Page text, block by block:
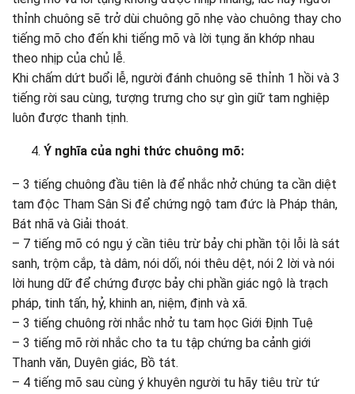
thỉnh chuông sẽ trở dùi chuông gõ nhẹ vào chuông thay cho
tiếng mõ cho đến khi tiếng mõ và lời tụng ăn khớp nhau
theo nhịp của chủ lễ.
Khi chấm dứt buổi lễ, người đánh chuông sẽ thỉnh 1 hồi và 3
tiếng rời sau cùng, tượng trưng cho sự gìn giữ tam nghiệp
luôn được thanh tịnh.
Ý nghĩa của nghi thức chuông mõ:
– 3 tiếng chuông đầu tiên là để nhắc nhở chúng ta cần diệt
tam độc Tham Sân Si để chứng ngộ tam đức là Pháp thân,
Bát nhã và Giải thoát.
– 7 tiếng mõ có ngụ ý cần tiêu trừ bảy chi phần tội lỗi là sát
sanh, trộm cắp, tà dâm, nói dối, nói thêu dệt, nói 2 lời và nói
lời hung dữ để chứng được bảy chi phần giác ngộ là trạch
pháp, tinh tấn, hỷ, khinh an, niệm, định và xã.
– 3 tiếng chuông rời nhắc nhở tu tam học Giới Định Tuệ
– 3 tiếng mõ rời nhắc cho ta tu tập chứng ba cảnh giới
Thanh văn, Duyên giác, Bồ tát.
– 4 tiếng mõ sau cùng ý khuyên người tu hãy tiêu trừ tứ